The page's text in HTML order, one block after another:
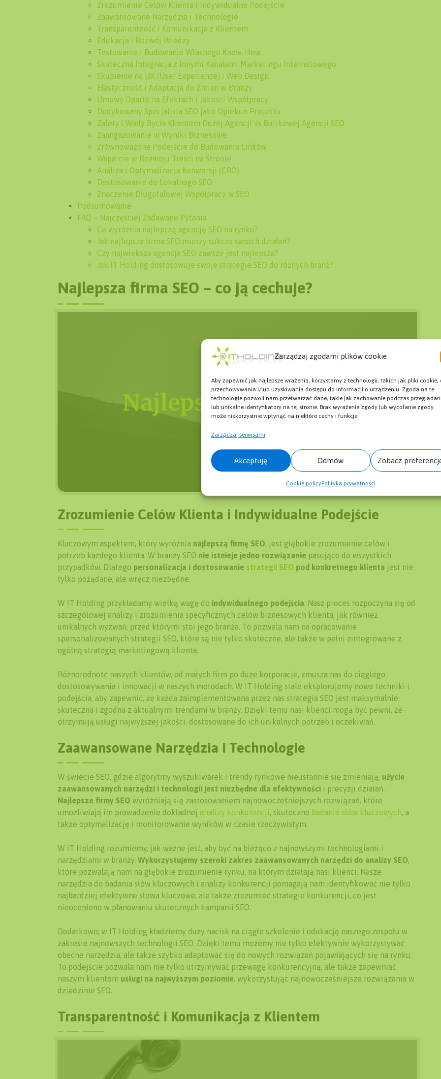
Zarządzaj zgodami plików cookie
Aby zapewnić jak najlepsze wrażenia, korzystamy z technologii, takich jak pliki cookie,
przechowywania i/lub uzyskiwania dostępu do informacji o urządzeniu. Zgoda na te
technologie pozwoli nam przetwarzać dane, takie jak zachowanie podczas
lub unikalne identyfikatory na tej stronie. Brak wyrażenia zgody lub wycofanie zgody
może niekorzystnie wpłynąć na niektóre cechy i funkcje.
Zarządzaj serwisami
Akceptuję Odmów Zobacz
Cookie policyPolityka prywatności
Zrozumienie Celów Klienta i Indywidualne Podejście
Zaawansowane Narzędzia i Technologie
Transparentność i Komunikacja z Klientem
Edukacja i Rozwój Wiedzy
Testowanie i Budowanie Własnego Know-How
Skuteczna Integracja z Innymi Kanałami Marketingu Internetowego
Skupienie na UX (User Experience) i Web Design
Elastyczność i Adaptacja do Zmian w Branży
Umowy Oparte na Efektach i Jakości Współpracy
Dedykowany Specjalista SEO jako Opiekun Projektu
Zalety i Wady Bycia Klientem Dużej Agencji vs Butikowej Agencji SEO
Zaangażowanie w Wyniki Biznesowe
Zrównoważone Podejście do Budowania Linków
Wsparcie w Rozwoju Treści na Stronie
Analiza i Optymalizacja Konwersji (CRO)
Dostosowanie do Lokalnego SEO
Znaczenie Długofalowej Współpracy w SEO
Podsumowanie
FAQ – Najczęściej Zadawane Pytania
Co wyróżnia najlepszą agencję SEO na rynku?
Jak najlepsza firma SEO mierzy sukces swoich działań?
Czy największa agencja SEO zawsze jest najlepsza?
Jak IT Holding dostosowuje swoje strategie SEO do różnych branż?
Najlepsza firma SEO – co ją cechuje?
Zrozumienie Celów Klienta i Indywidualne Podejście
Kluczowym aspektem, który wyróżnia najlepszą firmę SEO, jest głębokie zrozumienie celów i
potrzeb każdego klienta. W branży SEO nie istnieje jedno rozwiązanie pasujące do wszystkich
przypadków. Dlatego personalizacja i dostosowanie strategii SEO pod konkretnego klienta jest nie
tylko pożądane, ale wręcz niezbędne.
W IT Holding przykładamy wielką wagę do indywidualnego podejścia. Nasz proces rozpoczyna się od
szczegółowej analizy i zrozumienia specyficznych celów biznesowych klienta, jak również
unikalnych wyzwań, przed którymi stoi jego branża. To pozwala nam na opracowanie
spersonalizowanych strategii SEO, które są nie tylko skuteczne, ale także w pełni zintegrowane z
ogólną strategią marketingową klienta.
Różnorodność naszych klientów, od małych firm po duże korporacje, zmusza nas do ciągłego
dostosowywania i innowacji w naszych metodach. W IT Holding stale eksplorujemy nowe techniki i
podejścia, aby zapewnić, że każda zaimplementowana przez nas strategia SEO jest maksymalnie
skuteczna i zgodna z aktualnymi trendami w branży. Dzięki temu nasi klienci mogą być pewni, że
otrzymują usługi najwyższej jakości, dostosowane do ich unikalnych potrzeb i oczekiwań.
Zaawansowane Narzędzia i Technologie
W świecie SEO, gdzie algorytmy wyszukiwarek i trendy rynkowe nieustannie się zmieniają, użycie
zaawansowanych narzędzi i technologii jest niezbędne dla efektywności i precyzji działań.
Najlepsze firmy SEO wyróżniają się zastosowaniem najnowocześniejszych rozwiązań, które
umożliwiają im prowadzenie dokładnej analizy konkurencji, skuteczne badanie słów kluczowych, a
także optymalizację i monitorowanie wyników w czasie rzeczywistym.
W IT Holding rozumiemy, jak ważne jest, aby być na bieżąco z najnowszymi technologiami i
narzędziami w branży. Wykorzystujemy szeroki zakres zaawansowanych narzędzi do analizy SEO,
które pozwalają nam na głębokie zrozumienie rynku, na którym działają nasi klienci. Nasze
narzędzia do badania słów kluczowych i analizy konkurencji pomagają nam identyfikować nie tylko
najbardziej efektywne słowa kluczowe, ale także zrozumieć strategie konkurencji, co jest
nieocenione w planowaniu skutecznych kampanii SEO.
Dodatkowo, w IT Holding kładziemy duży nacisk na ciągłe szkolenie i edukację naszego zespołu w
zakresie najnowszych technologii SEO. Dzięki temu możemy nie tylko efektywnie wykorzystywać
obecne narzędzia, ale także szybko adaptować się do nowych rozwiązań pojawiających się na rynku.
To podejście pozwala nam nie tylko utrzymywać przewagę konkurencyjną, ale także zapewniać
naszym klientom usługi na najwyższym poziomie, wykorzystując najnowocześniejsze rozwiązania w
dziedzinie SEO.
Transparentność i Komunikacja z Klientem